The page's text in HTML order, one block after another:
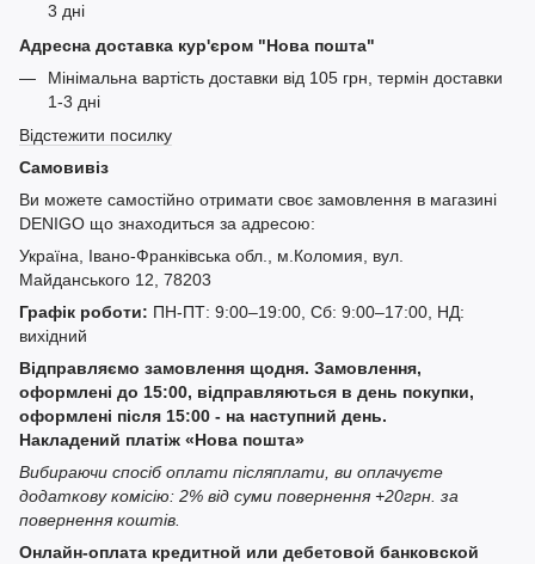
3 дні
Адресна доставка кур'єром "Нова пошта"
Мінімальна вартість доставки від 105 грн, термін доставки
1-3 дні
Відстежити посилку
Самовивіз
Ви можете самостійно отримати своє замовлення в магазині
DENIGO що знаходиться за адресою:
Україна, Івано-Франківська обл., м.Коломия, вул.
Майданського 12, 78203
Графік роботи: ПН-ПТ: 9:00–19:00, Сб: 9:00–17:00, НД:
вихідний
Відправляємо замовлення щодня. Замовлення,
оформлені до 15:00, відправляються в день покупки,
оформлені після 15:00 - на наступний день.
Накладений платіж «Нова пошта»
Вибираючи спосіб оплати післяплати, ви оплачуєте
додаткову комісію: 2% від суми повернення +20грн. за
повернення коштів.
Онлайн-оплата кредитной или дебетовой банковской